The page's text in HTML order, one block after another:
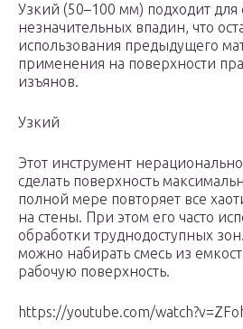
Узкий (50–100 мм) подходит для
незначительных впадин, что
использования предыдущего
применения на поверхности
изъянов.
Узкий
Этот инструмент
сделать поверхность
полной мере повторяет все
на стены. При этом его часто
обработки труднодоступных
можно набирать смесь из
рабочую поверхность.
https://youtube.com/